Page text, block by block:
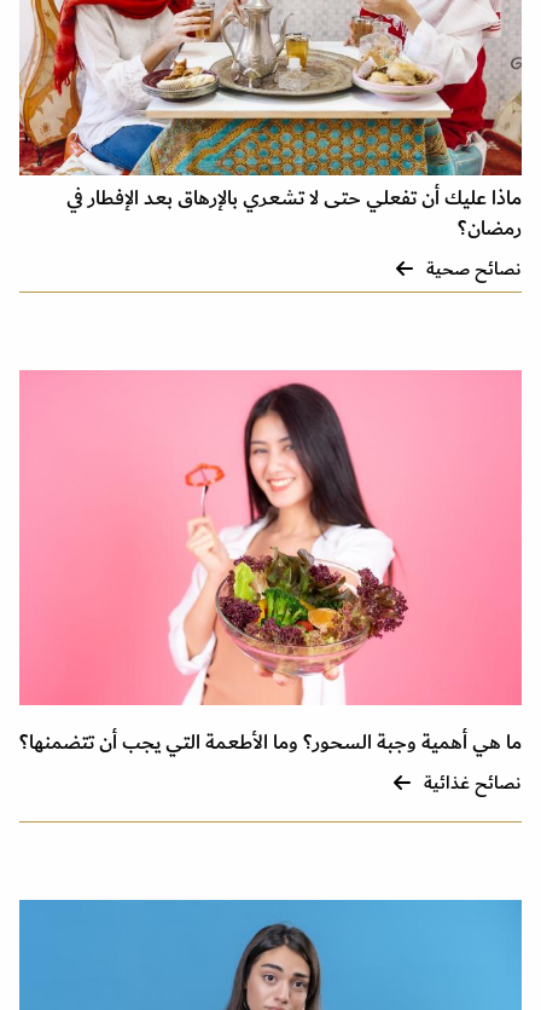
ماذا عليك أن تفعلي حتى لا تشعري بالإرهاق بعد الإفطار في
رمضان؟
نصائح صحية
ما هي أهمية وجبة السحور؟ وما الأطعمة التي يجب أن تتضمنها؟
نصائح غذائية